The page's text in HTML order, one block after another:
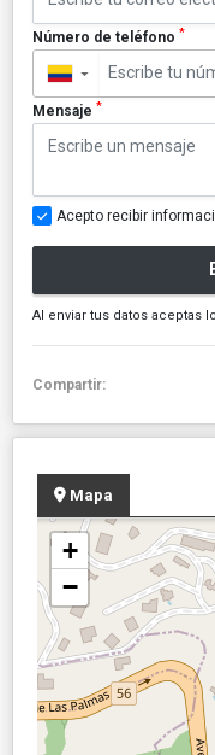
Número de teléfono *
▼
Mensaje *
Acepto recibir
Al enviar tus datos aceptas
Compartir:
Mapa
+
−